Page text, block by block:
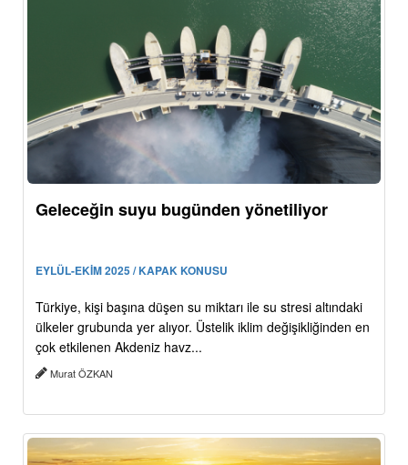
Geleceğin suyu bugünden yönetiliyor
EYLÜL-EKİM 2025 / KAPAK KONUSU
Türkiye, kişi başına düşen su miktarı ile su stresi altındaki
ülkeler grubunda yer alıyor. Üstelik iklim değişikliğinden en
çok etkilenen Akdeniz havz...
Murat ÖZKAN